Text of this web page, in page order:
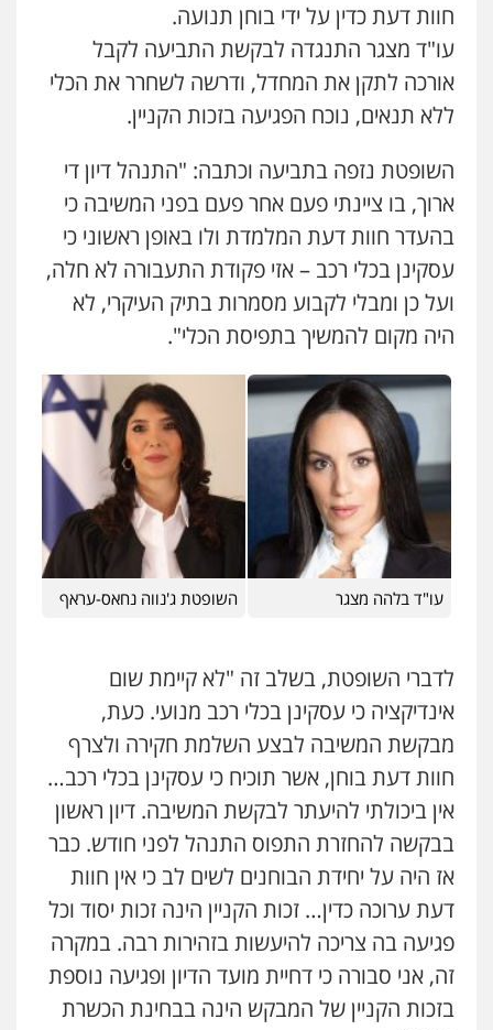
חוות דעת כדין על ידי בוחן תנועה.
עו"ד מצגר התנגדה לבקשת התביעה לקבל
אורכה לתקן את המחדל, ודרשה לשחרר את הכלי
ללא תנאים, נוכח הפגיעה בזכות הקניין.
השופטת נזפה בתביעה וכתבה: "התנהל דיון די
ארוך, בו ציינתי פעם אחר פעם בפני המשיבה כי
בהעדר חוות דעת המלמדת ולו באופן ראשוני כי
עסקינן בכלי רכב – אזי פקודת התעבורה לא חלה,
ועל כן ומבלי לקבוע מסמרות בתיק העיקרי, לא
היה מקום להמשיך בתפיסת הכלי".
עו"ד בלהה מצגר השופטת ג'נווה נחאס-עראף
לדברי השופטת, בשלב זה "לא קיימת שום
אינדיקציה כי עסקינן בכלי רכב מנועי. כעת,
מבקשת המשיבה לבצע השלמת חקירה ולצרף
חוות דעת בוחן, אשר תוכיח כי עסקינן בכלי רכב…
אין ביכולתי להיעתר לבקשת המשיבה. דיון ראשון
בבקשה להחזרת התפוס התנהל לפני חודש. כבר
אז היה על יחידת הבוחנים לשים לב כי אין חוות
דעת ערוכה כדין… זכות הקניין הינה זכות יסוד וכל
פגיעה בה צריכה להיעשות בזהירות רבה. במקרה
זה, אני סבורה כי דחיית מועד הדיון ופגיעה נוספת
בזכות הקניין של המבקש הינה בבחינת הכשרת
עורך דין תמיר אלטיט
פלילי תעבורה
0545577862
לשעבר סגן מנהל המחלקה הפלילית
בפרקליטות המדינה
0506217994
עו"ד יאיר בן סימון
פלילי תעבורה אזרחי נזיקין ביטוח
0505719060
שחר לדובסקי, עו"ד
פלילי מעצרים וחקירות עבירות המתה עורכי
דין לענייני אסירים
0507913332
עו"ד שלומי שרון
פלילי מעצרים וחקירות
0547342002
משפט פלילי פשיעה חמורה פלילי
0524282442
עו"ד זוהר ארבל
פשיעה חמורה
קטינים
0538788878
עו"ד שלי גורביץ – לוי
משפט פלילי פשיעה חמורה מעצרים
וחקירות צבאי תעבורה
0544218336